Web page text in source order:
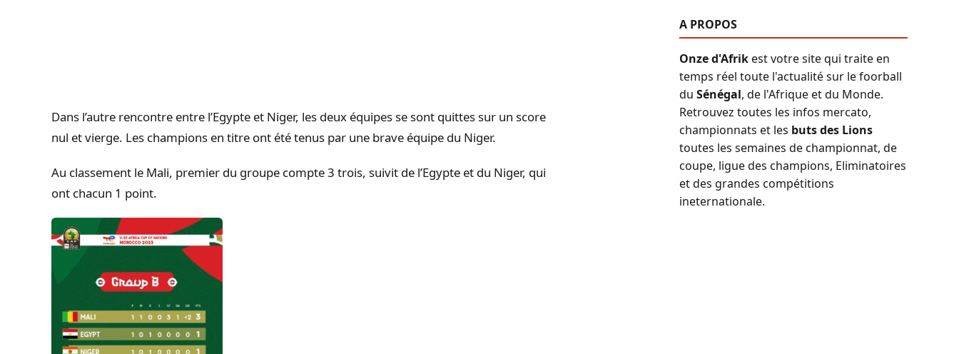
Dans l’autre rencontre entre l’Egypte et Niger, les deux équipes se sont quittes sur un score
nul et vierge. Les champions en titre ont été tenus par une brave équipe du Niger.
Au classement le Mali, premier du groupe compte 3 trois, suivit de l’Egypte et du Niger, qui
ont chacun 1 point.
A PROPOS
Onze d'Afrikest votre site qui traite en
temps réel toute l'actualité sur le foorball
du Sénégal, de l'Afrique et du Monde.
Retrouvez toutes les infos mercato,
championnats et les buts des Lions
toutes les semaines de championnat, de
coupe, ligue des champions, Eliminatoires
et des grandes compétitions
ineternationale.